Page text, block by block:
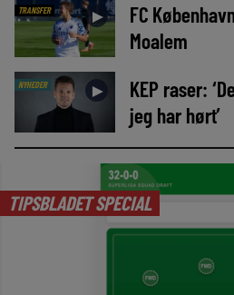
TRANSFER ►
FC
Moalem
NYHEDER ►
KEP raser:
jeg har hørt’
TIPSBLADET SPECIAL